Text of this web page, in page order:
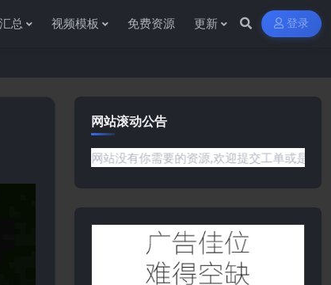
总 视频模板 免费资源 更新 登录
网站滚动公告
是网站没有你需要的资源,欢迎提交工单或是添加客服微信